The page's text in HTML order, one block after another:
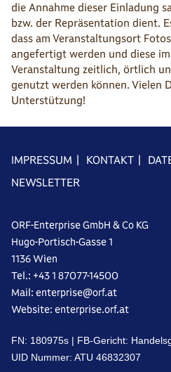
die Annahme dieser Einladung
bzw. der Repräsentation dient.
dass am Veranstaltungsort
angefertigt werden und diese
Veranstaltung zeitlich, örtlich
genutzt werden können. Vielen
Unterstützung!
IMPRESSUM | KONTAKT |
NEWSLETTER
ORF-Enterprise GmbH & Co KG
Hugo-Portisch-Gasse 1
1136 Wien
Tel.: +43 1 87077-14500
Mail: enterprise@orf.at
Website: enterprise.orf.at
FN: 18‌09‌75s | FB-Gericht:
UID Nummer: A‌TU 46‌83‌23‌07